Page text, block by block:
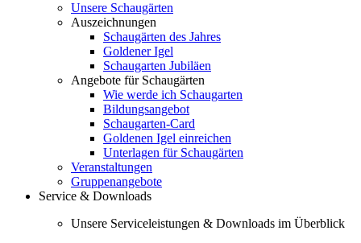
Unsere Schaugärten
Auszeichnungen
Schaugärten des Jahres
Goldener Igel
Schaugarten Jubiläen
Angebote für Schaugärten
Wie werde ich Schaugarten
Bildungsangebot
Schaugarten-Card
Goldenen Igel einreichen
Unterlagen für Schaugärten
Veranstaltungen
Gruppenangebote
Service & Downloads
Unsere Serviceleistungen & Downloads im Überblick